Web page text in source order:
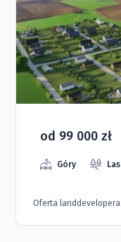
od 99 000 zł
Góry Las
Oferta landdevelopera